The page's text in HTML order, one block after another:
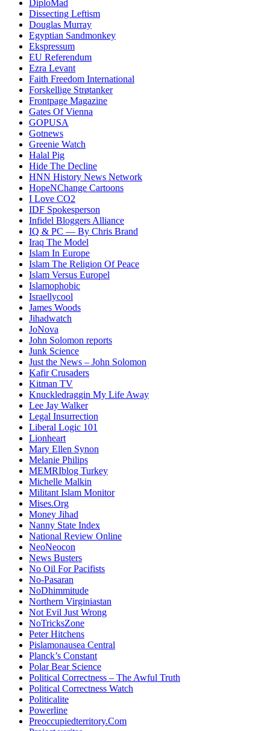
DiploMad
Dissecting Leftism
Douglas Murray
Egyptian Sandmonkey
Ekspressum
EU Referendum
Ezra Levant
Faith Freedom International
Forskellige Strøtanker
Frontpage Magazine
Gates Of Vienna
GOPUSA
Gotnews
Greenie Watch
Halal Pig
Hide The Decline
HNN History News Network
HopeNChange Cartoons
I Love CO2
IDF Spokesperson
Infidel Bloggers Alliance
IQ & PC — By Chris Brand
Iraq The Model
Islam In Europe
Islam The Religion Of Peace
Islam Versus Europel
Islamophobic
Israellycool
James Woods
Jihadwatch
JoNova
John Solomon reports
Junk Science
Just the News – John Solomon
Kafir Crusaders
Kitman TV
Knuckledraggin My Life Away
Lee Jay Walker
Legal Insurrection
Liberal Logic 101
Lionheart
Mary Ellen Synon
Melanie Philips
MEMRIblog Turkey
Michelle Malkin
Militant Islam Monitor
Mises.Org
Money Jihad
Nanny State Index
National Review Online
NeoNeocon
News Busters
No Oil For Pacifists
No-Pasaran
NoDhimmitude
Northern Virginiastan
Not Evil Just Wrong
NoTricksZone
Peter Hitchens
Pislamonausea Central
Planck’s Constant
Polar Bear Science
Political Correctness – The Awful Truth
Political Correctness Watch
Politicalite
Powerline
Preoccupiedterritory.Com